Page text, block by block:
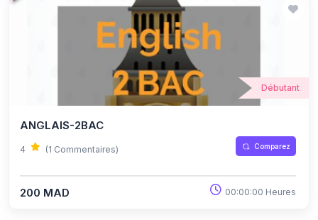
Débutant
ANGLAIS-2BAC
4 (1 Commentaires) Comparez
200 MAD 00:00:00 Heures